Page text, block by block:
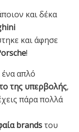
και δέκα
και άφησε
!
ένα απλό
της υπερβολής,
πάρα πολλά
brandsτου